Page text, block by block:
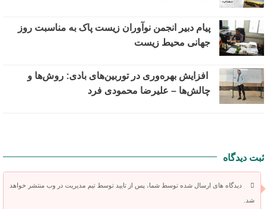
پیام دبیر انجمن نوآوران زیست پاک به مناسبت روز
جهانی محیط زیست
افزایش بهره‌وری در توربین‌های بادی: روش‌ها و
چالش‌ها – علیرضا محمودی فرد
ثبت دیدگاه
دیدگاه های ارسال شده توسط شما، پس از تایید توسط تیم مدیریت در وب منتشر خواهد
شد.